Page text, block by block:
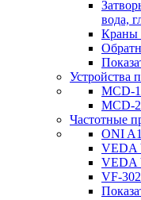
вода,
Краны
Устройства
MCD-
MCD-
Частотные
ONI
VEDA
VEDA
VF-